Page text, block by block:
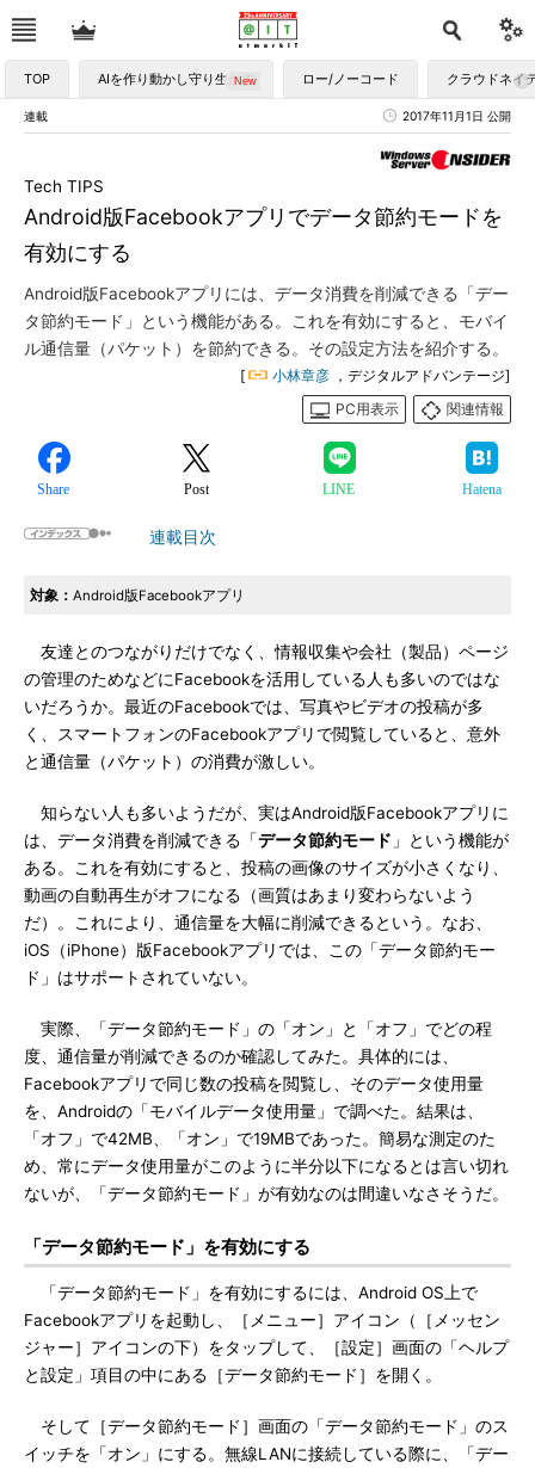
TOP AIを作り動かし守り生かす ロー/ノーコード クラウドネイ
連載 2017年11月1日 公開
Android版Facebookアプリでデータ節約モードを
有効にする
Tech TIPS
Android版Facebookアプリには、データ消費を削減できる「デー
タ節約モード」という機能がある。これを有効にすると、モバイ
ル通信量（パケット）を節約できる。その設定方法を紹介する。
[ 小林章彦 ，デジタルアドバンテージ]
PC用表示
関連情報
Share Post LINE Hatena
連載目次
対象： Android版Facebookアプリ
友達とのつながりだけでなく、情報収集や会社（製品）ページ
の管理のためなどにFacebookを活用している人も多いのではな
いだろうか。最近のFacebookでは、写真やビデオの投稿が多
く、スマートフォンのFacebookアプリで閲覧していると、意外
と通信量（パケット）の消費が激しい。
知らない人も多いようだが、実はAndroid版Facebookアプリに
は、データ消費を削減できる「データ節約モード 」という機能が
ある。これを有効にすると、投稿の画像のサイズが小さくなり、
動画の自動再生がオフになる（画質はあまり変わらないよう
だ）。これにより、通信量を大幅に削減できるという。なお、
iOS（iPhone）版Facebookアプリでは、この「データ節約モー
ド」はサポートされていない。
実際、「データ節約モード」の「オン」と「オフ」でどの程
度、通信量が削減できるのか確認してみた。具体的には、
Facebookアプリで同じ数の投稿を閲覧し、そのデータ使用量
を、Androidの「モバイルデータ使用量」で調べた。結果は、
「オフ」で42MB、「オン」で19MBであった。簡易な測定のた
め、常にデータ使用量がこのように半分以下になるとは言い切れ
ないが、「データ節約モード」が有効なのは間違いなさそうだ。
「データ節約モード」を有効にする
「データ節約モード」を有効にするには、Android OS上で
Facebookアプリを起動し、［メニュー］アイコン（［メッセン
ジャー］アイコンの下）をタップして、［設定］画面の「ヘルプ
と設定」項目の中にある［データ節約モード］を開く。
そして［データ節約モード］画面の「データ節約モード」のス
イッチを「オン」にする。無線LANに接続している際に、「デー